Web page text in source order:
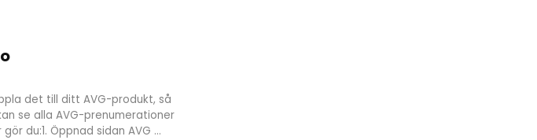
det till ditt AVG-produkt, så
se alla AVG-prenumerationer
du:1. Öppnad sidan AVG ...